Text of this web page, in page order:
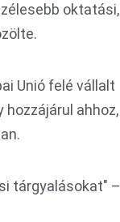
oktatási,
Unió felé vállalt
ahhoz,
tárgyalásokat" –